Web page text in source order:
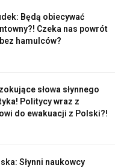
Będą obiecywać
Czeka nas powrót
hamulców?
słowa słynnego
Politycy wraz z
do ewakuacji z Polski?!
Słynni naukowcy